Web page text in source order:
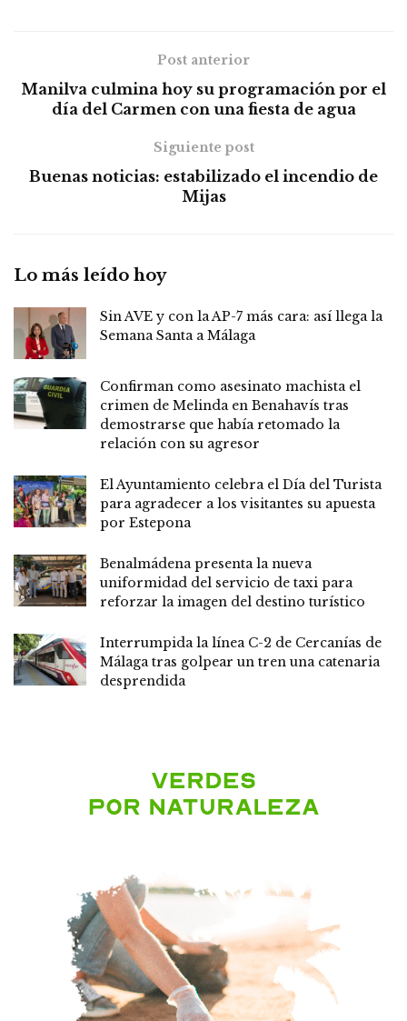
Post anterior
Manilva culmina hoy su programación por el
día del Carmen con una fiesta de agua
Siguiente post
Buenas noticias: estabilizado el incendio de
Mijas
Lo más leído hoy
Sin AVE y con la AP-7 más cara: así llega la
Semana Santa a Málaga
Confirman como asesinato machista el
crimen de Melinda en Benahavís tras
demostrarse que había retomado la
relación con su agresor
El Ayuntamiento celebra el Día del Turista
para agradecer a los visitantes su apuesta
por Estepona
Benalmádena presenta la nueva
uniformidad del servicio de taxi para
reforzar la imagen del destino turístico
Interrumpida la línea C-2 de Cercanías de
Málaga tras golpear un tren una catenaria
desprendida